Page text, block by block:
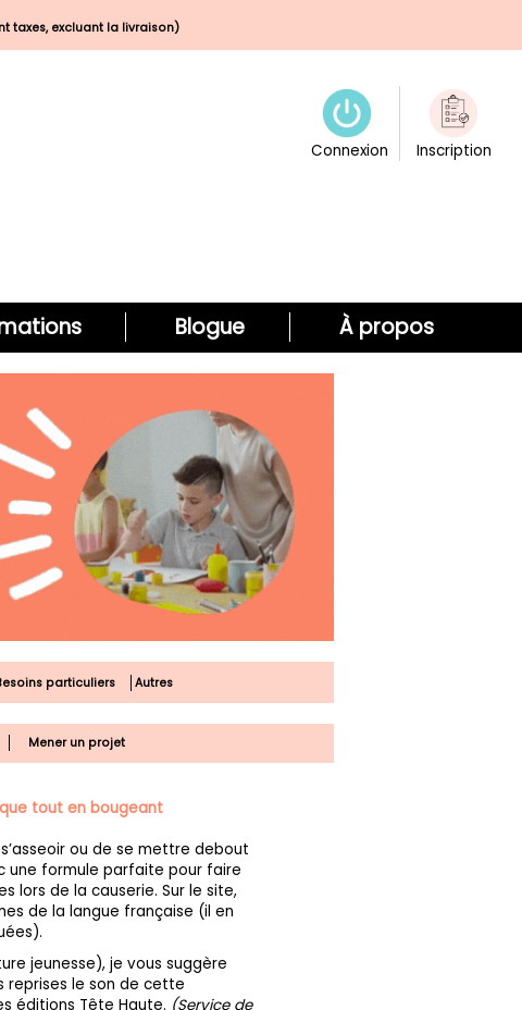
taxes, excluant la livraison)
Connexion Inscription
Blogue À propos
particuliers Autres
Mener un projet
tout en bougeant
ou de se mettre debout
une formule parfaite pour faire
lors de la causerie. Sur le site,
de la langue française (il en
jeunesse), je vous suggère
reprises le son de cette
éditions Tête Haute. (Service de